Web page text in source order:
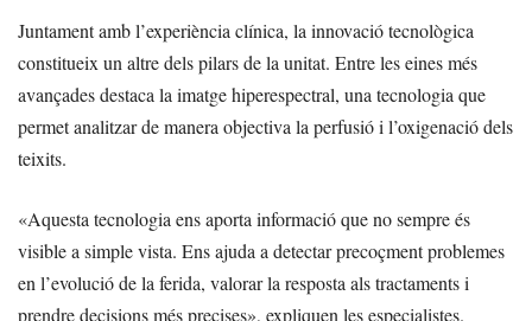
Juntament amb l’experiència clínica, la innovació tecnològica
constitueix un altre dels pilars de la unitat. Entre les eines més
avançades destaca la imatge hiperespectral, una tecnologia que
permet analitzar de manera objectiva la perfusió i l’oxigenació dels
teixits.
«Aquesta tecnologia ens aporta informació que no sempre és
visible a simple vista. Ens ajuda a detectar precoçment problemes
en l’evolució de la ferida, valorar la resposta als tractaments i
prendre decisions més precises», expliquen les especialistes.